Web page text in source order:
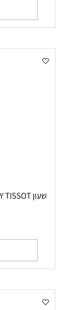
שעון MATHEY TISSOT מטיי טיסוט לאישה D710AI